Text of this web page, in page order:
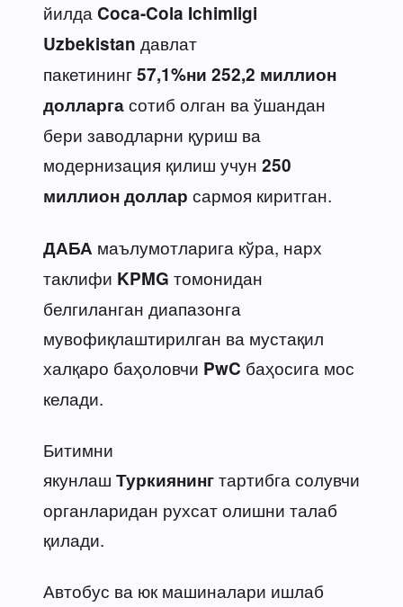
йилда Coca-Cola Ichimligi
Uzbekistan давлат
пакетининг57,1%ни 252,2 миллион
долларгасотиб олган ва ўшандан
бери заводларни қуриш ва
модернизация қилиш учун 250
миллион доллар сармоя киритган.
ДАБА маълумотларига кўра, нарх
таклифи KPMG томонидан
белгиланган диапазонга
мувофиқлаштирилган ва мустақил
халқаро баҳоловчи PwC баҳосига мос
келади.
Битимни
якунлаш Туркиянингтартибга солувчи
органларидан рухсат олишни талаб
қилади.
Автобус ва юк машиналари ишлаб